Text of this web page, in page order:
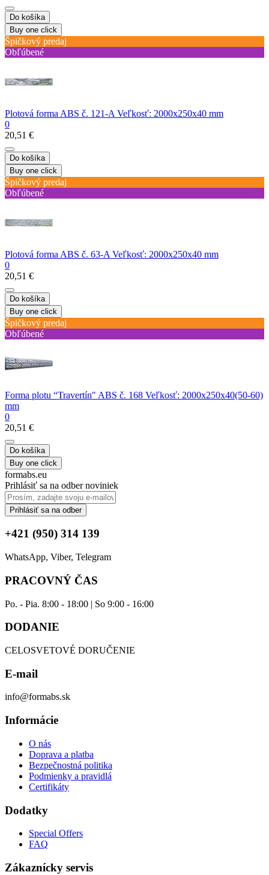
Do košíka
Buy one click
Špičkový predaj
Obľúbené
Plotová forma ABS č. 121-A Veľkosť: 2000x250x40 mm
0
20,51 €
Do košíka
Buy one click
Špičkový predaj
Obľúbené
Plotová forma ABS č. 63-A Veľkosť: 2000x250x40 mm
0
20,51 €
Do košíka
Buy one click
Špičkový predaj
Obľúbené
Forma plotu “Travertín" ABS č. 168 Veľkosť: 2000х250х40(50-60)
mm
0
20,51 €
Do košíka
Buy one click
formabs.eu
Prihlásiť sa na odber noviniek
Prihlásiť sa na odber
+421 (950) 314 139
WhatsApp, Viber, Telegram
PRACOVNÝ ČAS
Po. - Pia. 8:00 - 18:00 | So 9:00 - 16:00
DODANIE
CELOSVETOVÉ DORUČENIE
E-mail
info@formabs.sk
Informácie
O nás
Doprava a platba
Bezpečnostná politika
Podmienky a pravidlá
Certifikáty
Dodatky
Special Offers
FAQ
Zákaznícky servis